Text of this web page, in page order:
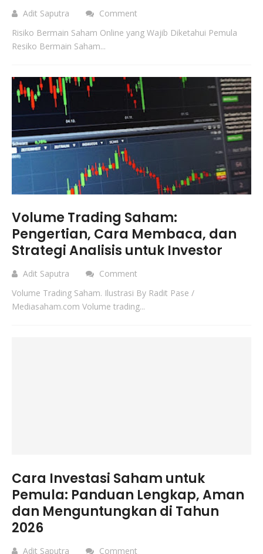
Adit Saputra
Comment
Risiko Bermain Saham Online yang Wajib Diketahui Pemula
Resiko Bermain Saham...
Volume Trading Saham:
Pengertian, Cara Membaca, dan
Strategi Analisis untuk Investor
Adit Saputra
Comment
Volume Trading Saham. Ilustrasi By Radit Pase /
Mediasaham.com Volume trading...
Cara Investasi Saham untuk
Pemula: Panduan Lengkap, Aman
dan Menguntungkan di Tahun
2026
Adit Saputra Comment